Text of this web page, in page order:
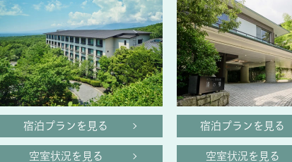
宿泊プランを見る
空室状況を見る
宿泊プランを見る
空室状況を見る